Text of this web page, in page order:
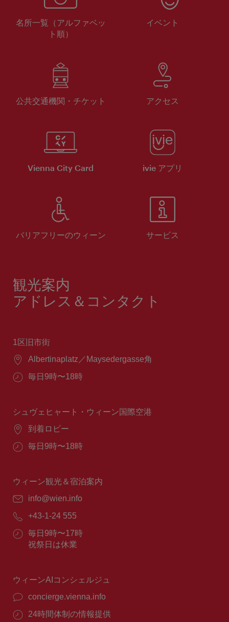
名所一覧（アルファベッ
ト順）
イベント
公共交通機関・チケット アクセス
Vienna City Card ivie アプリ
バリアフリーのウィーン サービス
観光案内
アドレス＆コンタクト
1区旧市街
場
Albertinaplatz／Maysedergasse角
営
間：
毎日9時〜18時
シュヴェヒャート・ウィーン国際空港
場
到着ロビー
営
間：
毎日9時〜18時
ウィーン観光＆宿泊案内
E
ー
ル：
info@wien.info
電
番
号：
+43-1-24 555
営
業
毎日9時〜17時
祝祭日は休業
ウィーンAIコンシェルジュ
concierge.vienna.info
24時間体制の情報提供